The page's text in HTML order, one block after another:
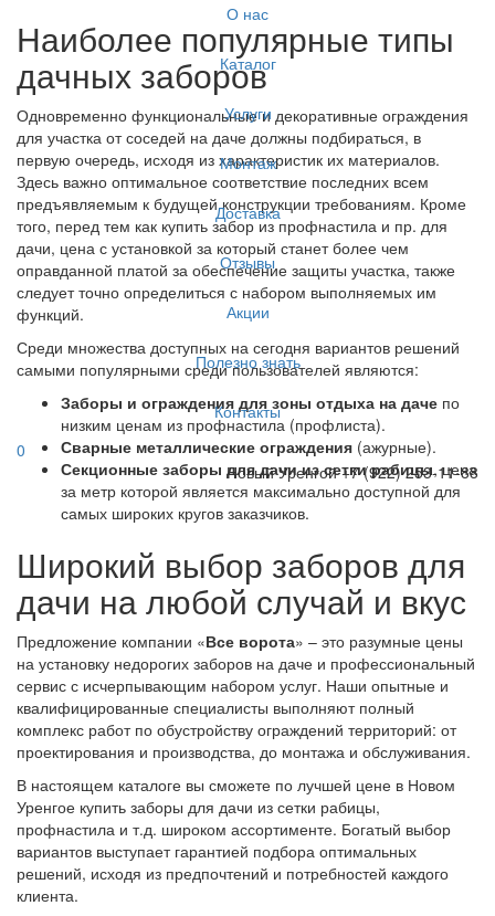
О нас
Каталог
Услуги
Монтаж
Доставка
Отзывы
Акции
Полезно знать
Контакты
0
Новый Уренгой+7 (922) 253-11-88
Наиболее популярные типы
дачных заборов
Одновременно функциональные и декоративные ограждения
для участка от соседей на даче должны подбираться, в
первую очередь, исходя из характеристик их материалов.
Здесь важно оптимальное соответствие последних всем
предъявляемым к будущей конструкции требованиям. Кроме
того, перед тем как купить забор из профнастила и пр. для
дачи, цена с установкой за который станет более чем
оправданной платой за обеспечение защиты участка, также
следует точно определиться с набором выполняемых им
функций.
Среди множества доступных на сегодня вариантов решений
самыми популярными среди пользователей являются:
Заборы и ограждения для зоны отдыха на даче по
низким ценам из профнастила (профлиста).
Сварные металлические ограждения (ажурные).
Секционные заборы для дачи из сетки рабицы, цена
за метр которой является максимально доступной для
самых широких кругов заказчиков.
Широкий выбор заборов для
дачи на любой случай и вкус
Предложение компании «Все ворота» – это разумные цены
на установку недорогих заборов на даче и профессиональный
сервис с исчерпывающим набором услуг. Наши опытные и
квалифицированные специалисты выполняют полный
комплекс работ по обустройству ограждений территорий: от
проектирования и производства, до монтажа и обслуживания.
В настоящем каталоге вы сможете по лучшей цене в Новом
Уренгое купить заборы для дачи из сетки рабицы,
профнастила и т.д. широком ассортименте. Богатый выбор
вариантов выступает гарантией подбора оптимальных
решений, исходя из предпочтений и потребностей каждого
клиента.